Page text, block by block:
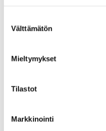
valinta
Välttämätön
Mieltymykset
Tilastot
Markkinointi
Tapahtumaluokat:
Luento,Muut tapahtumat
Rautalammin kirjaston Kivijalka
Ruokajakelu